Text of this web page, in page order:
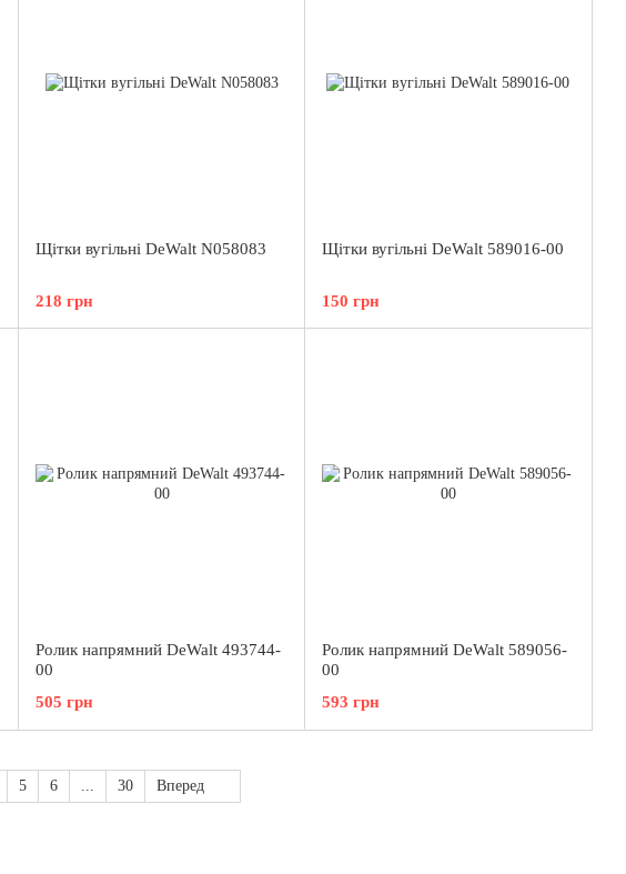
Щітки вугільні DeWalt N058083
218 грн
Щітки вугільні DeWalt 589016-00
150 грн
Ролик напрямний DeWalt 493744-
00
505 грн
Ролик напрямний DeWalt 589056-
00
593 грн
5 6 30 Вперед